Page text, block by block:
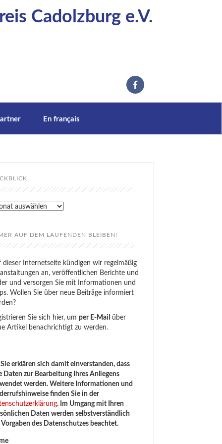
Cadolzburg e.V.
En français
AUF DEM LAUFENDEN BLEIBEN!
dieser Internetseite kündigen wir regelmäßig
an, veröffentlichen Berichte und
und versorgen Sie mit Informationen und
Wollen Sie über neue Beiträge informiert
Sie sich hier, umper E-Mail
über
Artikel benachrichtigt zu werden.
Sie erklären sich damit einverstanden, dass
Daten zur Bearbeitung Ihres Anliegens
werden. Weitere Informationen und
finden Sie in der
. Im Umgang mit Ihren
Daten werden selbstverständlich
Vorgaben des Datenschutzes beachtet.